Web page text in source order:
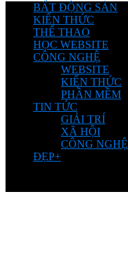
BẤT ĐỘNG SẢN
KIẾN THỨC
THỂ THAO
HỌC WEBSITE
CÔNG NGHỆ
WEBSITE
KIẾN THỨC
PHẦN MỀM
TIN TỨC
GIẢI TRÍ
XÃ HỘI
CÔNG NGHỆ
ĐẸP+